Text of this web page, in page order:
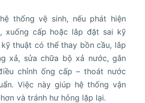
thống vệ sinh, nếu phát hiện
xuống cấp hoặc lắp đặt sai kỹ
thuật có thể thay bồn cầu, lắp
xả, sửa chữa bộ xả nước, gắn
chỉnh ống cấp – thoát nước
Việc này giúp hệ thống vận
và tránh hư hỏng lặp lại.